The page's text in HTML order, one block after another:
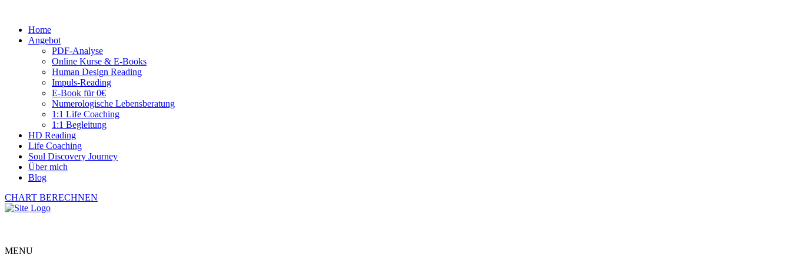
Home
Angebot
PDF-Analyse
Online Kurse & E-Books
Human Design Reading
Impuls-Reading
E-Book für 0€
Numerologische Lebensberatung
1:1 Life Coaching
1:1 Begleitung
HD Reading
Life Coaching
Soul Discovery Journey
Über mich
Blog
CHART BERECHNEN
MENU